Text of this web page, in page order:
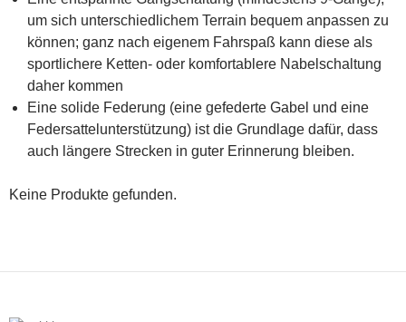
um sich unterschiedlichem Terrain bequem anpassen zu
können; ganz nach eigenem Fahrspaß kann diese als
sportlichere Ketten- oder komfortablere Nabelschaltung
daher kommen
Eine solide Federung (eine gefederte Gabel und eine
Federsattelunterstützung) ist die Grundlage dafür, dass
auch längere Strecken in guter Erinnerung bleiben.
Keine Produkte gefunden.